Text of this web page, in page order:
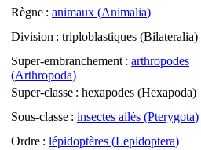
Règne : animaux (Animalia)
Division : triploblastiques (Bilateralia)
Super-embranchement : arthropodes
(Arthropoda)
Super-classe : hexapodes (Hexapoda)
Sous-classe : insectes ailés (Pterygota)
Ordre : lépidoptères (Lepidoptera)